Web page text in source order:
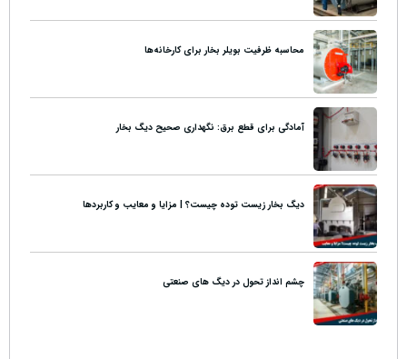
محاسبه ظرفیت بویلر بخار برای کارخانه‌ها
آمادگی برای قطع برق: نگهداری صحیح دیگ بخار
دیگ بخار زیست توده چیست؟ | مزایا و معایب و کاربردها
چشم انداز تحول در دیگ های صنعتی